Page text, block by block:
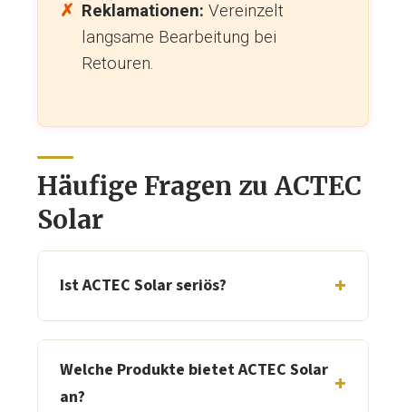
Reklamationen: Vereinzelt
langsame Bearbeitung bei
Retouren.
Häufige Fragen zu ACTEC
Solar
Ist ACTEC Solar seriös?
Ja.Die AC TEC GmbH ist seit 2019 in
Karlsruhe ansässig. Bei Trusted Shops
erreicht der Shop 4,51 / 5 Sternen bei
Welche Produkte bietet ACTEC Solar
an?